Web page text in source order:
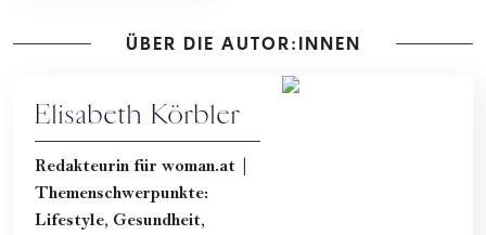
ÜBER DIE AUTOR:INNEN
Elisabeth Körbler
Redakteurin für woman.at |
Themenschwerpunkte:
Lifestyle, Gesundheit,